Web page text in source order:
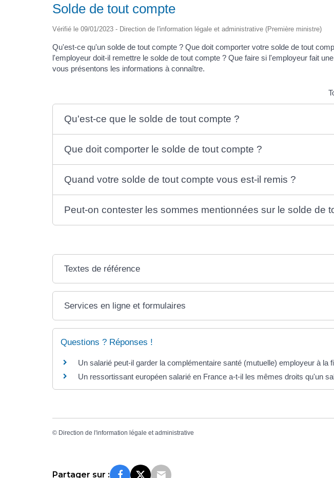
Solde de tout compte
Vérifié le 09/01/2023 - Direction de l'information légale et administrative (Première ministre)
Qu'est-ce qu'un solde de tout compte ? Que doit comporter votre solde de tout
l'employeur doit-il remettre le solde de tout compte ? Que faire si l'employeur fait
vous présentons les informations à connaître.
Qu'est-ce que le solde de tout compte ?
Que doit comporter le solde de tout compte ?
Quand votre solde de tout compte vous est-il remis ?
Peut-on contester les sommes mentionnées sur le solde de
Textes de référence
Services en ligne et formulaires
Questions ? Réponses !
Un salarié peut-il garder la complémentaire santé (mutuelle) employeur à la
Un ressortissant européen salarié en France a-t-il les mêmes droits qu'un
© Direction de l'information légale et administrative
Partager sur :